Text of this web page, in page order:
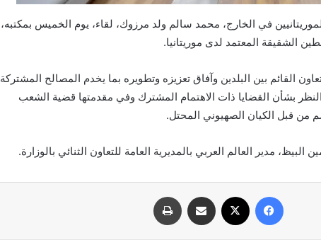
في الخارج، محمد سالم ولد مرزوك، لقاء، يوم الخميس بمكتبه،
الشقيقة المعتمد لدى موريتانيا.
القائم بين البلدين وآفاق تعزيزه وتطويره بما يخدم المصالح المشتركة
بشأن القضايا ذات الاهتمام المشترك وفي مقدمتها قضية الشعب
من قبل الكيان الصهيوني المحتل.
مدير العالم العربي بالمديرية العامة للتعاون الثنائي بالوزارة.
فيسبوك مشاركة عبر البريد